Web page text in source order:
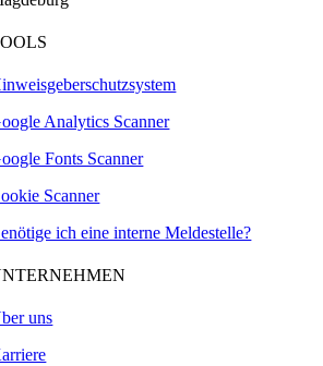
Analytics Scanner
Fonts Scanner
Scanner
ich eine interne Meldestelle?
uns